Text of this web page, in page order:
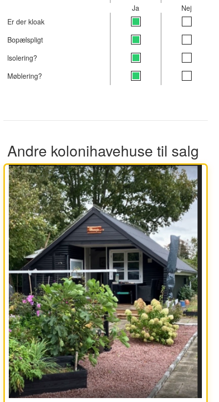
Ja
Nej
Er der kloak
Bopælspligt
lsolering?
Møblering?
Andre kolonihavehuse til salg